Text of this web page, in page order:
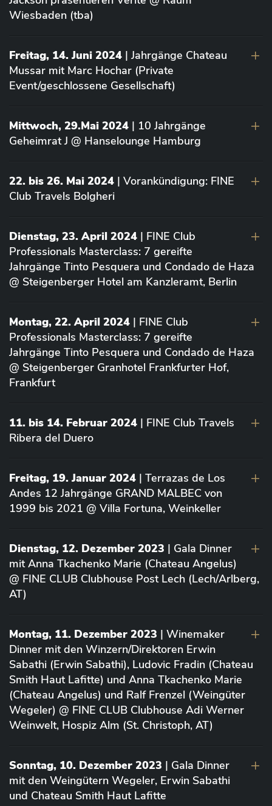
Wiesbaden (tba)
Freitag, 14. Juni 2024 | Jahrgänge Chateau
Mussar mit Marc Hochar (Private
Event/geschlossene Gesellschaft)
Mittwoch, 29.Mai 2024 | 10 Jahrgänge
Geheimrat J @ Hanselounge Hamburg
22. bis 26. Mai 2024 | Vorankündigung: FINE
Club Travels Bolgheri
Dienstag, 23. April 2024 | FINE Club
Professionals Masterclass: 7 gereifte
Jahrgänge Tinto Pesquera und Condado de Haza
@ Steigenberger Hotel am Kanzleramt, Berlin
Montag, 22. April 2024 | FINE Club
Professionals Masterclass: 7 gereifte
Jahrgänge Tinto Pesquera und Condado de Haza
@ Steigenberger Granhotel Frankfurter Hof,
Frankfurt
11. bis 14. Februar 2024 | FINE Club Travels
Ribera del Duero
Freitag, 19. Januar 2024 | Terrazas de Los
Andes 12 Jahrgänge GRAND MALBEC von
1999 bis 2021 @ Villa Fortuna, Weinkeller
Dienstag, 12. Dezember 2023 | Gala Dinner
mit Anna Tkachenko Marie (Chateau Angelus)
@ FINE CLUB Clubhouse Post Lech (Lech/Arlberg,
AT)
Montag, 11. Dezember 2023 | Winemaker
Dinner mit den Winzern/Direktoren Erwin
Sabathi (Erwin Sabathi), Ludovic Fradin (Chateau
Smith Haut Lafitte) und Anna Tkachenko Marie
(Chateau Angelus) und Ralf Frenzel (Weingüter
Wegeler) @ FINE CLUB Clubhouse Adi Werner
Weinwelt, Hospiz Alm (St. Christoph, AT)
Sonntag, 10. Dezember 2023 | Gala Dinner
mit den Weingütern Wegeler, Erwin Sabathi
und Chateau Smith Haut Lafitte